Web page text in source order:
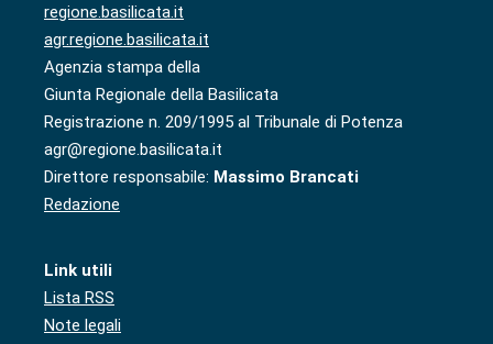
regione.basilicata.it
agr.regione.basilicata.it
Agenzia stampa della
Giunta Regionale della Basilicata
Registrazione n. 209/1995 al Tribunale di Potenza
agr@regione.basilicata.it
Direttore responsabile: Massimo Brancati
Redazione
Link utili
Lista RSS
Note legali